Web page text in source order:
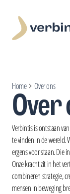
Home Over ons
Over
Verbintis is ontstaan
te vinden in de wereld.
ergens voor staan. Die
Onze kracht zit in het
combineren strategie,
mensen in beweging